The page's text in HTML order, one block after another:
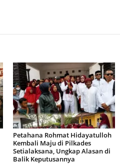
Petahana Rohmat Hidayatulloh
Kembali Maju di Pilkades
Setialaksana, Ungkap Alasan di
Balik Keputusannya